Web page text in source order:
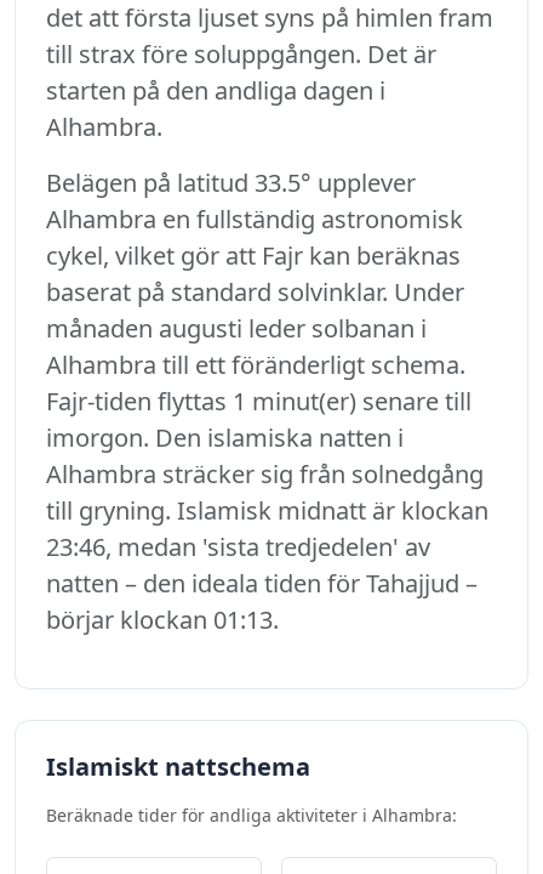
det att första ljuset syns på himlen fram
till strax före soluppgången. Det är
starten på den andliga dagen i
Alhambra.
Belägen på latitud 33.5° upplever
Alhambra en fullständig astronomisk
cykel, vilket gör att Fajr kan beräknas
baserat på standard solvinklar. Under
månaden augusti leder solbanan i
Alhambra till ett föränderligt schema.
Fajr-tiden flyttas 1 minut(er) senare till
imorgon. Den islamiska natten i
Alhambra sträcker sig från solnedgång
till gryning. Islamisk midnatt är klockan
23:46, medan 'sista tredjedelen' av
natten – den ideala tiden för Tahajjud –
börjar klockan 01:13.
Islamiskt nattschema
Beräknade tider för andliga aktiviteter i Alhambra: